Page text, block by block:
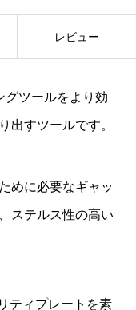
レビュー
グツールをより効
出すツールです。
めに必要なギャッ
ステルス性の高い
ティプレートを素